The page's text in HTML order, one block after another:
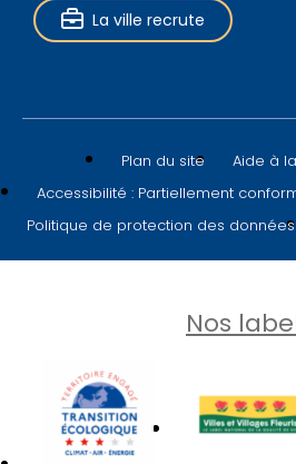
La ville recrute
Plan du site
Aide à
Accessibilité : Partiellement
Politique de protection des données
Nos